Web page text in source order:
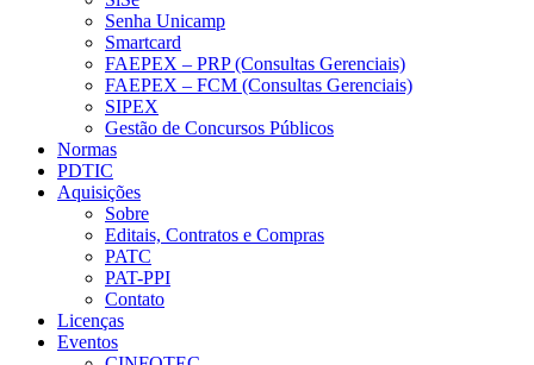
Senha Unicamp
Smartcard
FAEPEX – PRP (Consultas Gerenciais)
FAEPEX – FCM (Consultas Gerenciais)
SIPEX
Gestão de Concursos Públicos
Normas
PDTIC
Aquisições
Sobre
Editais, Contratos e Compras
PATC
PAT-PPI
Contato
Licenças
Eventos